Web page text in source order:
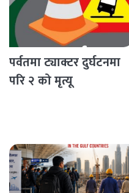
पर्वतमा ट्याक्टर दुर्घटनमा
परि २ को मृत्यू